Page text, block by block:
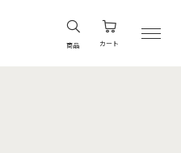
商品 カート